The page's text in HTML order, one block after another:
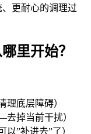
更耐心的调理过
里开始？
底层障碍）
掉当前干扰）
”补进去”了）